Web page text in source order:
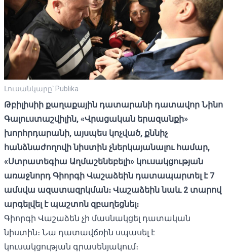
Լուսանկարը՝ Publika
Թբիլիսիի քաղաքային դատարանի դատավոր Նինո
Գալուստաշվիլին, «Վրացական երազանքի»
խորհրդարանի, այսպես կոչված, քննիչ
հանձնաժողովի նիստին չներկայանալու համար,
«Ստրատեգիա Աղմաշենեբելի» կուսակցության
առաջնորդ Գիորգի Վաշաձեին դատապարտել է 7
ամսվա ազատազրկման։ Վաշաձեին նաև 2 տարով
արգելվել է պաշտոն զբաղեցնել։
Գիորգի Վաշաձեն չի մասնակցել դատական ​​
նիստին։ Նա դատավճռին սպասել է
կուսակցության գրասենյակում։